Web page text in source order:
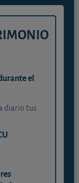
el
diario tus